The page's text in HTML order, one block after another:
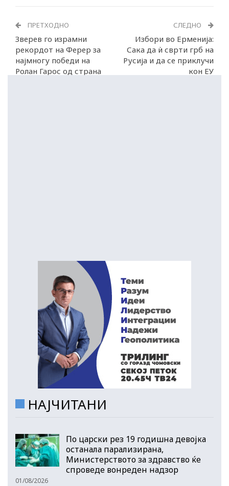
ПРЕТХОДНО
Зверев го израмни
рекордот на Ферер за
најмногу победи на
Ролан Гарос од страна
СЛЕДНО
Избори во Ерменија:
Сака да ѝ сврти грб на
Русија и да се приклучи
кон ЕУ
НАЈЧИТАНИ
По царски рез 19 годишна девојка
останала парализирана,
Министерството за здравство ќе
спроведе вонреден надзор
01/08/2026